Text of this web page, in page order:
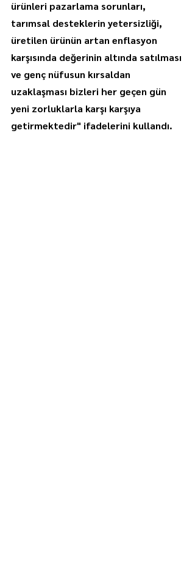
ürünleri pazarlama sorunları,
tarımsal desteklerin yetersizliği,
üretilen ürünün artan enflasyon
karşısında değerinin altında satılması
ve genç nüfusun kırsaldan
uzaklaşması bizleri her geçen gün
yeni zorluklarla karşı karşıya
getirmektedir" ifadelerini kullandı.